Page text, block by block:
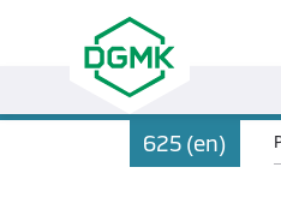
625 (en)